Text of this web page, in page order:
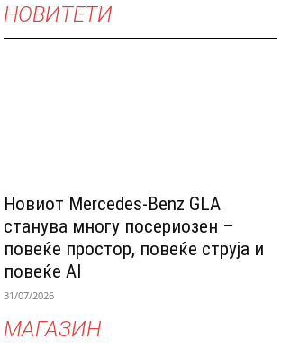
НОВИТЕТИ
Новиот Mercedes-Benz GLA
станува многу посериозен –
повеќе простор, повеќе струја и
повеќе AI
31/07/2026
МАГАЗИН